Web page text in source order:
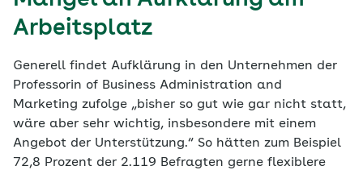
Arbeitsplatz
Generell findet Aufklärung in den Unternehmen der
Professorin of Business Administration and
Marketing zufolge „bisher so gut wie gar nicht statt,
wäre aber sehr wichtig, insbesondere mit einem
Angebot der Unterstützung.“ So hätten zum Beispiel
72,8 Prozent der 2.119 Befragten gerne flexiblere